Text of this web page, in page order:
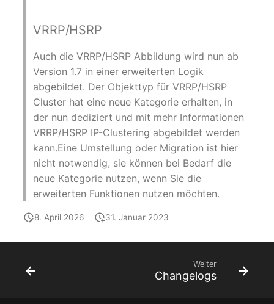
Handbuchzuweisung
Hostadapter (HBA)
Hostadresse
Installation
IP-Liste
Printbox
Rack-Segment
Raum
Remote Management
Controller
Replikationsobjekt
VRRP/HSRP
Auch die VRRP/HSRP Abbildung wird nun ab
Version 1.7 in einer erweiterten Logik
abgebildet. Der Objekttyp für VRRP/HSRP
Cluster hat eine neue Kategorie erhalten, in
der nun dediziert und mit mehr Informationen
VRRP/HSRP IP-Clustering abgebildet werden
kann.Eine Umstellung oder Migration ist hier
nicht notwendig, sie können bei Bedarf die
neue Kategorie nutzen, wenn Sie die
erweiterten Funktionen nutzen möchten.
8. April 2026 31. Januar 2023
Weiter
Changelogs